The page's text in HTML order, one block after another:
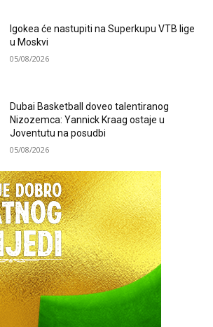
Igokea će nastupiti na Superkupu VTB lige
u Moskvi
05/08/2026
Dubai Basketball doveo talentiranog
Nizozemca: Yannick Kraag ostaje u
Joventutu na posudbi
05/08/2026